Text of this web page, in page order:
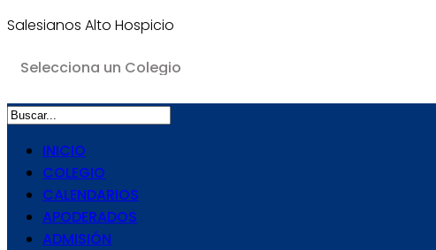
Salesianos Alto Hospicio
INICIO
COLEGIO
CALENDARIOS
APODERADOS
ADMISIÓN